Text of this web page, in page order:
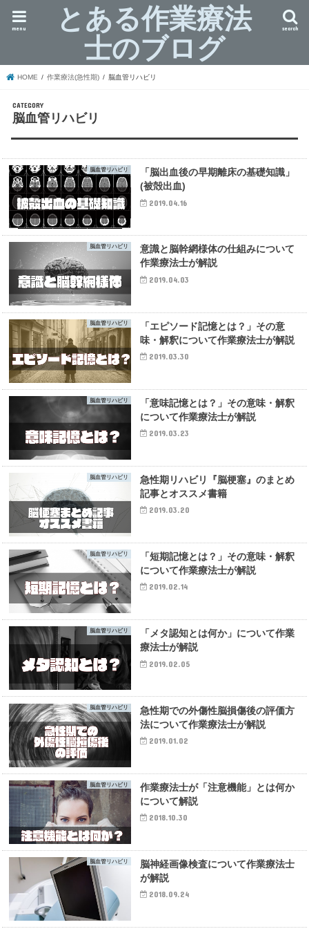
とある作業療法
士のブログ
search
menu
HOME 作業療法(急性期) 脳血管リハビリ
脳血管リハビリ
脳血管リハビリ
「脳出血後の早期離床の基礎知識」
(被殻出血)
2019.04.16
脳血管リハビリ
意識と脳幹網様体の仕組みについて
作業療法士が解説
2019.04.03
脳血管リハビリ
「エピソード記憶とは？」その意
味・解釈について作業療法士が解説
2019.03.30
脳血管リハビリ
「意味記憶とは？」その意味・解釈
について作業療法士が解説
2019.03.23
脳血管リハビリ
急性期リハビリ『脳梗塞』のまとめ
記事とオススメ書籍
2019.03.20
脳血管リハビリ
「短期記憶とは？」その意味・解釈
について作業療法士が解説
2019.02.14
脳血管リハビリ
「メタ認知とは何か」について作業
療法士が解説
2019.02.05
脳血管リハビリ
急性期での外傷性脳損傷後の評価方
法について作業療法士が解説
2019.01.02
脳血管リハビリ
作業療法士が「注意機能」とは何か
について解説
2018.10.30
脳血管リハビリ
脳神経画像検査について作業療法士
が解説
2018.09.24